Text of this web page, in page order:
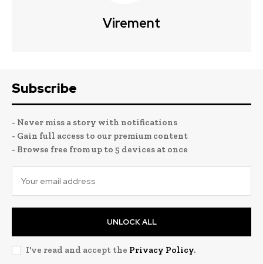
Virement
Subscribe
- Never miss a story with notifications
- Gain full access to our premium content
- Browse free from up to 5 devices at once
UNLOCK ALL
I've read and accept the Privacy Policy.